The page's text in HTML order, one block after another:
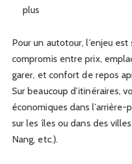
plus
Pour un autotour, l’enjeu
compromis entre prix,
garer, et confort de repos
Sur beaucoup d’itinéraires,
économiques dans
sur les îles ou dans des
Nang, etc.).